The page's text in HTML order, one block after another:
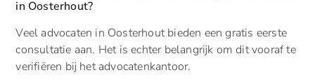
in Oosterhout?
Veel advocaten in Oosterhout bieden een gratis eerste
consultatie aan. Het is echter belangrijk om dit vooraf te
verifiëren bij het advocatenkantoor.